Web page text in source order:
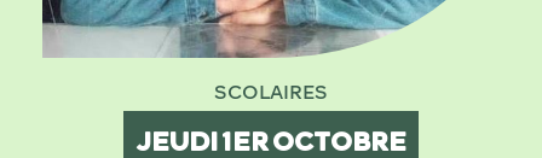
SCOLAIRES
JEUDI 1EROCTOBRE